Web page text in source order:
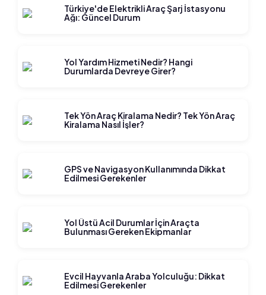
Türkiye'de Elektrikli Araç Şarj İstasyonu
Ağı: Güncel Durum
Yol Yardım Hizmeti Nedir? Hangi
Durumlarda Devreye Girer?
Tek Yön Araç Kiralama Nedir? Tek Yön Araç
Kiralama Nasıl İşler?
GPS ve Navigasyon Kullanımında Dikkat
Edilmesi Gerekenler
Yol Üstü Acil Durumlar İçin Araçta
Bulunması Gereken Ekipmanlar
Evcil Hayvanla Araba Yolculuğu: Dikkat
Edilmesi Gerekenler